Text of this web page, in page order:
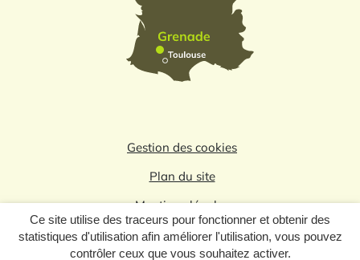
Ce site utilise des traceurs pour fonctionner et obtenir des
statistiques d'utilisation afin améliorer l'utilisation, vous pouvez
contrôler ceux que vous souhaitez activer.
Gestion des cookies
Plan du site
Mentions légales
Politique de confidentialité